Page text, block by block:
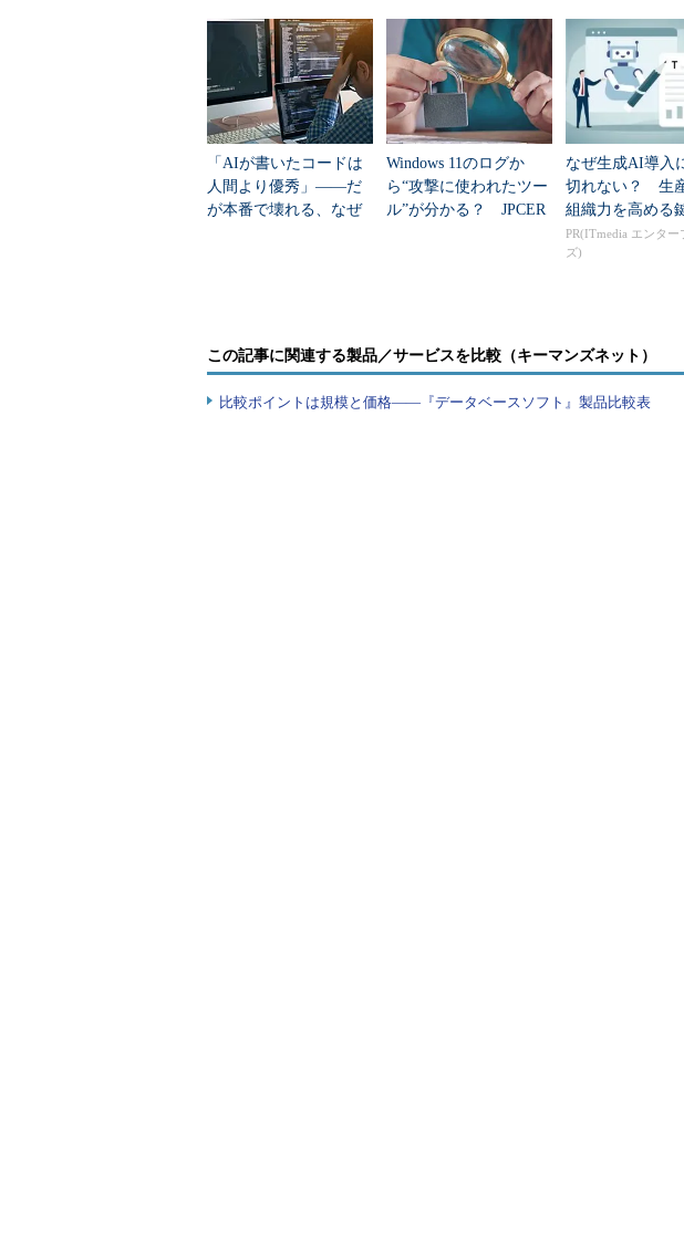
続いて、緊急対処としてトランザクションログのバック
sys.databasesの出力結果を確認します（図19-3）。
「AIが書いたコードは
人間より優秀」――だ
が本番で壊れる、なぜ
Windows 11のログか
ら“攻撃に使われたツー
ル”が分かる？ JPCER
なぜ生成AI導入
切れない？ 生
組織力を高める
PR(ITmedia エンター
ズ)
この記事に関連する製品／サービスを比較（キーマンズネット）
比較ポイントは規模と価格――『データベースソフト』製品比較表